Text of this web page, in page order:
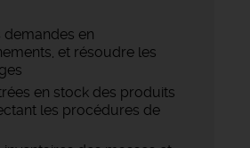
en
et résoudre les
en stock des produits
les procédures de